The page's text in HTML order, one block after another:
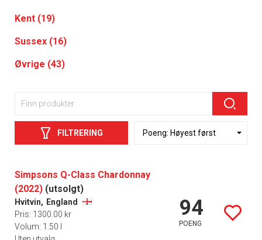
Kent (19)
Sussex (16)
Øvrige (43)
FILTRERING
Simpsons Q-Class Chardonnay
(2022) (utsolgt)
Hvitvin, England
Pris: 1300.00 kr
Volum: 1.50 l
94
POENG